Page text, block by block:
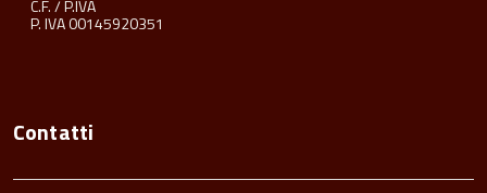
C.F. / P.IVA
P. IVA 00145920351
Contatti